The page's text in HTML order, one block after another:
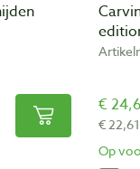
€
€
Op